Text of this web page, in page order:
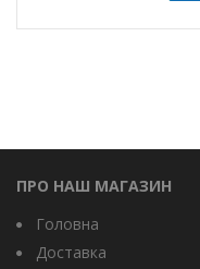
ПРО НАШ МАГАЗИН
Головна
Доставка